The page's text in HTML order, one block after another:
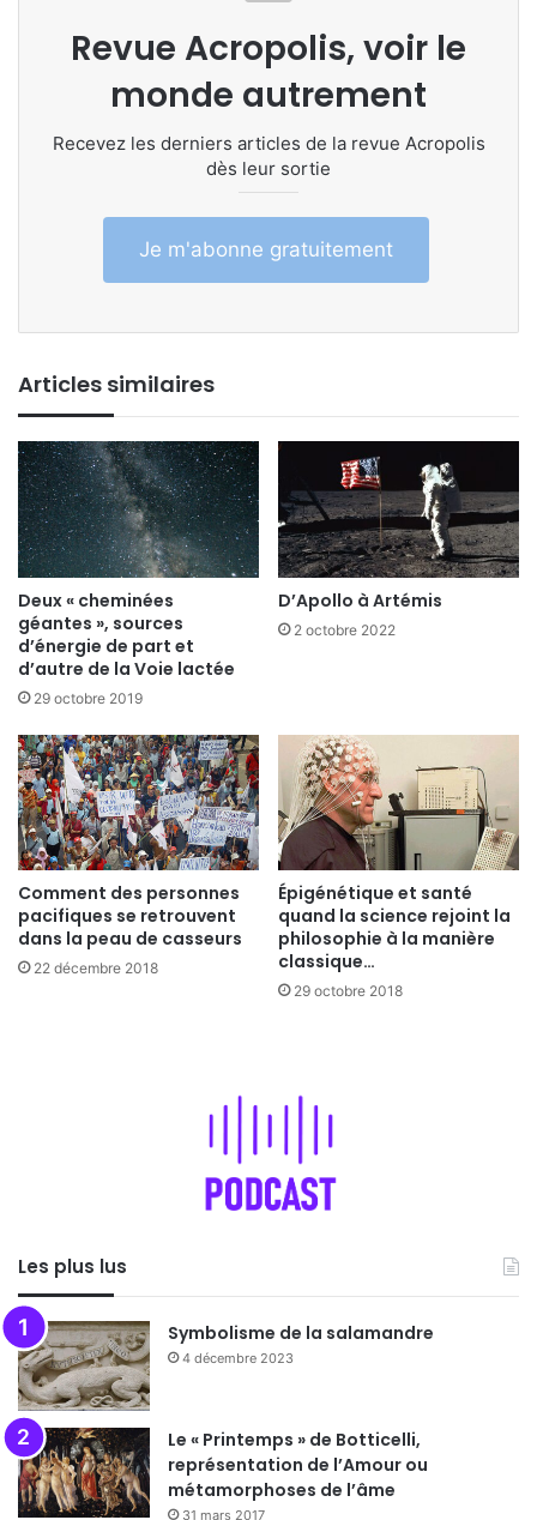
Revue Acropolis, voir le
monde autrement
Recevez les derniers articles de la revue Acropolis
dès leur sortie
Je m'abonne gratuitement
Articles similaires
Deux « cheminées
géantes », sources
d’énergie de part et
d’autre de la Voie lactée
29 octobre 2019
D’Apollo à Artémis
2 octobre 2022
Comment des personnes
pacifiques se retrouvent
dans la peau de casseurs
22 décembre 2018
Épigénétique et santé
quand la science rejoint la
philosophie à la manière
classique…
29 octobre 2018
Les plus lus
Symbolisme de la salamandre
4 décembre 2023
Le « Printemps » de Botticelli,
représentation de l’Amour ou
métamorphoses de l’âme
31 mars 2017